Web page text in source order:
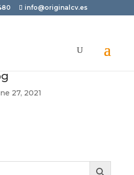
info@originalcv.es
27, 2021